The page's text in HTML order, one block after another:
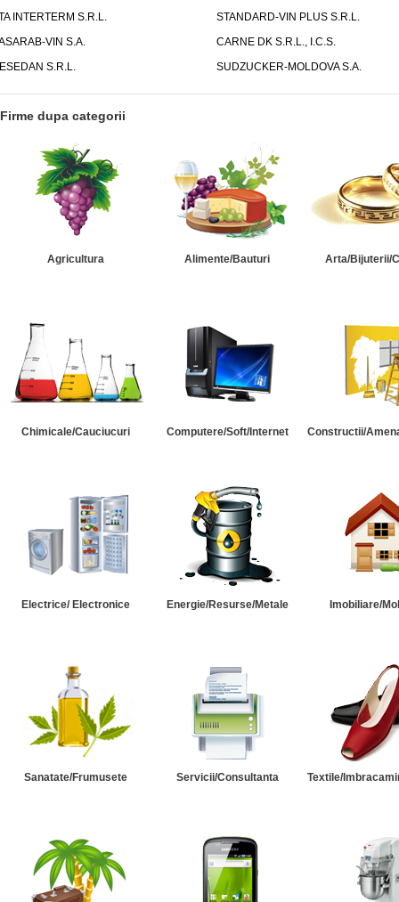
INTERTERM S.R.L.
STANDARD-VIN PLUS S.R.L.
VIN S.A.
CARNE DK S.R.L., I.C.S.
S.R.L.
SUDZUCKER-MOLDOVA S.A.
Firme dupa categorii
Agricultura Alimente/Bauturi Arta/Bijuterii/
Chimicale/Cauciucuri Computere/Soft/Internet Constructii/
Electrice/ Electronice Energie/Resurse/Metale Imobiliare/
Sanatate/Frumusete Servicii/Consultanta Textile/